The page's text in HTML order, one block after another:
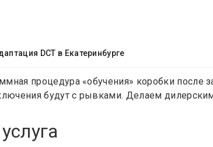
DCT в Екатеринбурге
процедура «обучения» коробки после
будут с рывками. Делаем